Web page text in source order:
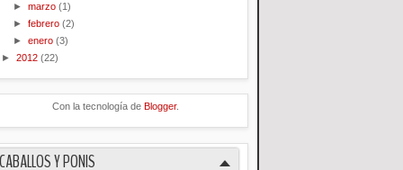
►marzo(1)
►febrero(2)
►enero(3)
► 2012 (22)
Con la tecnología de Blogger.
CABALLOS Y PONIS